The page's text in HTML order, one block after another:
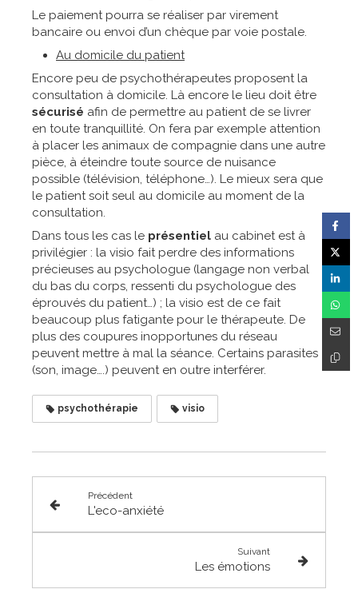
Le paiement pourra se réaliser par virement
bancaire ou envoi d’un chèque par voie postale.
Au domicile du patient
Encore peu de psychothérapeutes proposent la
consultation à domicile. Là encore le lieu doit être
sécurisé afin de permettre au patient de se livrer
en toute tranquillité. On fera par exemple attention
à placer les animaux de compagnie dans une autre
pièce, à éteindre toute source de nuisance
possible (télévision, téléphone…). Le mieux sera que
le patient soit seul au domicile au moment de la
consultation.
Dans tous les cas le présentiel au cabinet est à
privilégier : la visio fait perdre des informations
précieuses au psychologue (langage non verbal
du bas du corps, ressenti du psychologue des
éprouvés du patient…) ; la visio est de ce fait
beaucoup plus fatigante pour le thérapeute. De
plus des coupures inopportunes du réseau
peuvent mettre à mal la séance. Certains parasites
(son, image….) peuvent en outre interférer.
psychothérapie visio
Précédent
L'eco-anxiété
Suivant
Les émotions